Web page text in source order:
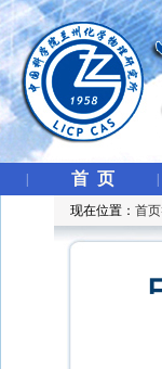
首 页
现在位置： 首页